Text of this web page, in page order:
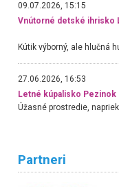
09.07.2026, 15:15
Vnútorné detské ihrisko
27.06.2026, 16:53
Letné kúpalisko Pezinok
Partneri